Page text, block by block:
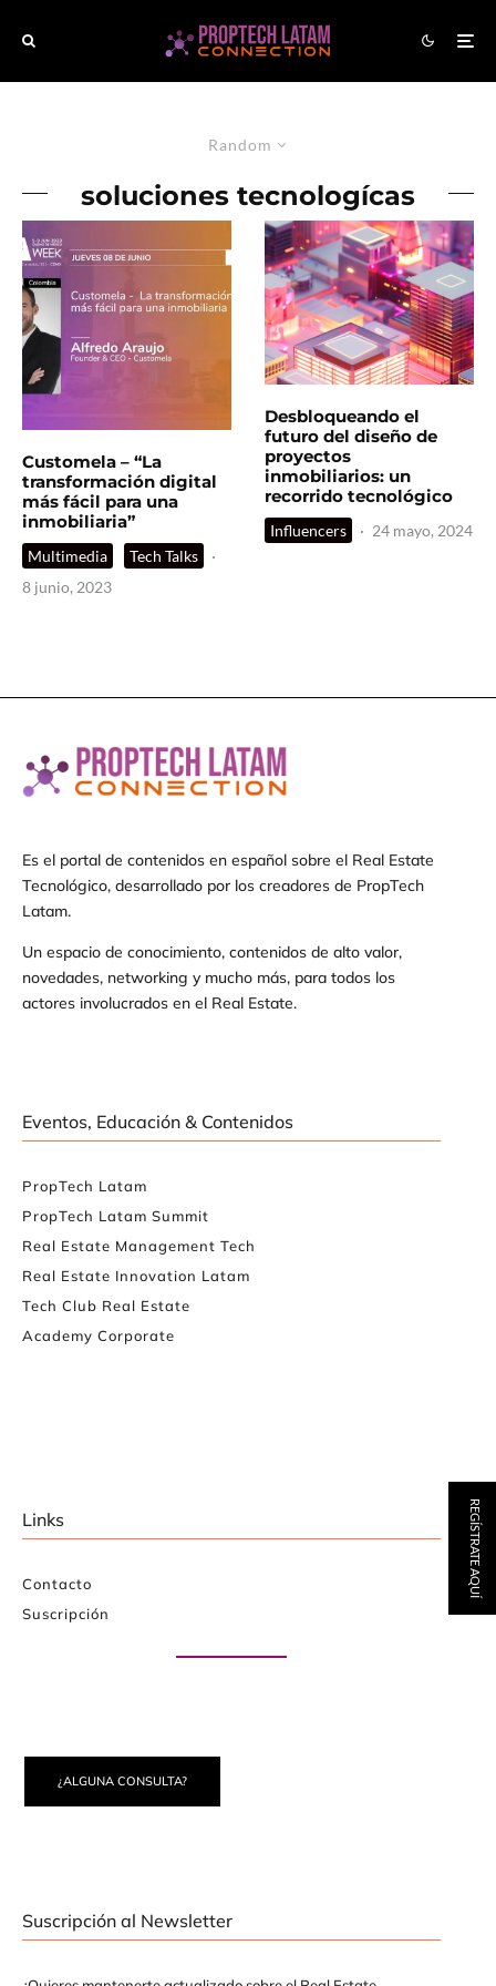
Random
soluciones tecnologícas
Customela – “La
transformación digital
más fácil para una
inmobiliaria”
Multimedia Tech Talks
·
8 junio, 2023
Desbloqueando el
futuro del diseño de
proyectos
inmobiliarios: un
recorrido tecnológico
Influencers · 24 mayo, 2024
Es el portal de contenidos en español sobre el Real Estate
Tecnológico, desarrollado por los creadores de PropTech
Latam.
Un espacio de conocimiento, contenidos de alto valor,
novedades, networking y mucho más, para todos los
actores involucrados en el Real Estate.
Eventos, Educación & Contenidos
PropTech Latam
PropTech Latam Summit
Real Estate Management Tech
Real Estate Innovation Latam
Tech Club Real Estate
Academy Corporate
Links
Contacto
Suscripción
¿ALGUNA CONSULTA?
Suscripción al Newsletter
REGÍSTRATE AQUÍ